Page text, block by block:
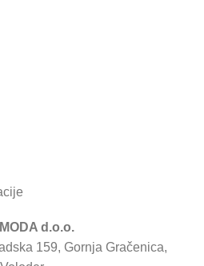
d.o.o.
159, Gornja Gračenica,